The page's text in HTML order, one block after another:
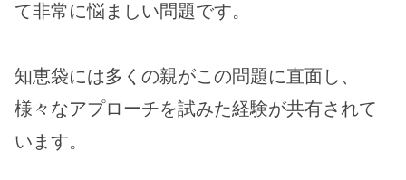
て非常に悩ましい問題です。
知恵袋には多くの親がこの問題に直面し、
様々なアプローチを試みた経験が共有されて
います。